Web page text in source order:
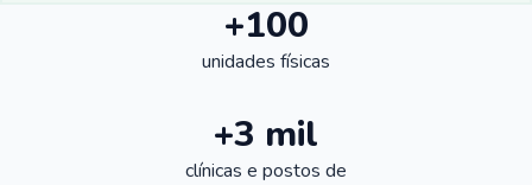
+100
unidades físicas
+3 mil
clínicas e postos de